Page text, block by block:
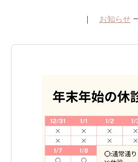
お知らせ